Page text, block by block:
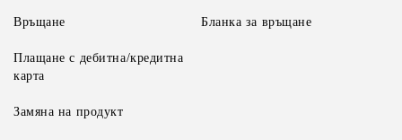
Връщане
Плащане с дебитна/кредитна
карта
Замяна на продукт
Бланка за връщане